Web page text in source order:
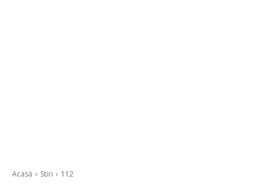
Acasă Stiri 112